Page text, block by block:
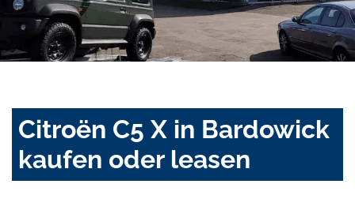
Citroën C5 X in Bardowick
kaufen oder leasen